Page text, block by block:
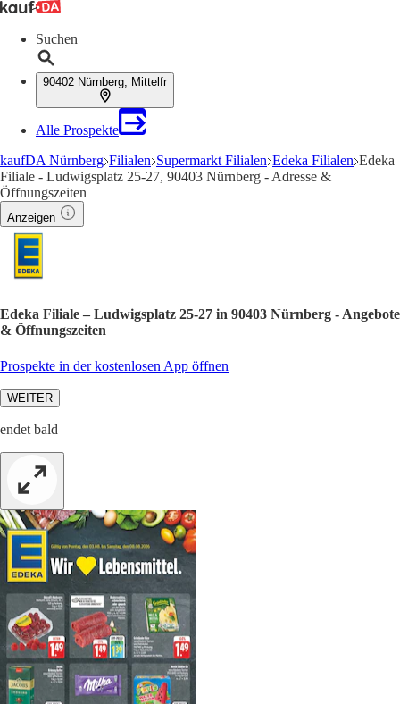
Suchen
90402 Nürnberg, Mittelfr
Alle Prospekte
kaufDA Nürnberg Filialen Supermarkt Filialen Edeka Filialen Edeka
Filiale - Ludwigsplatz 25-27, 90403 Nürnberg - Adresse &
Öffnungszeiten
Anzeigen
Edeka Filiale – Ludwigsplatz 25-27 in 90403 Nürnberg - Angebote
& Öffnungszeiten
Prospekte in der kostenlosen App öffnen
WEITER
endet bald